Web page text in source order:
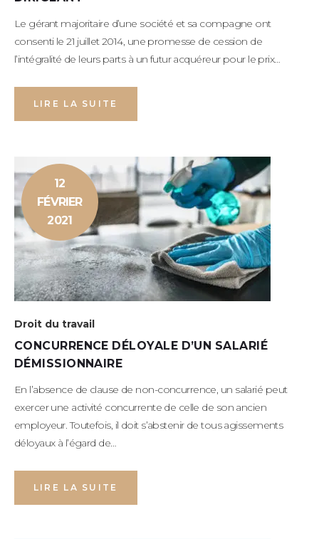
Le gérant majoritaire d’une société et sa compagne ont
consenti le 21 juillet 2014, une promesse de cession de
l’intégralité de leurs parts à un futur acquéreur pour le prix…
LIRE LA SUITE
12
FÉVRIER
2021
Droit du travail
CONCURRENCE DÉLOYALE D’UN SALARIÉ
DÉMISSIONNAIRE
En l’absence de clause de non-concurrence, un salarié peut
exercer une activité concurrente de celle de son ancien
employeur. Toutefois, il doit s’abstenir de tous agissements
déloyaux à l’égard de…
LIRE LA SUITE